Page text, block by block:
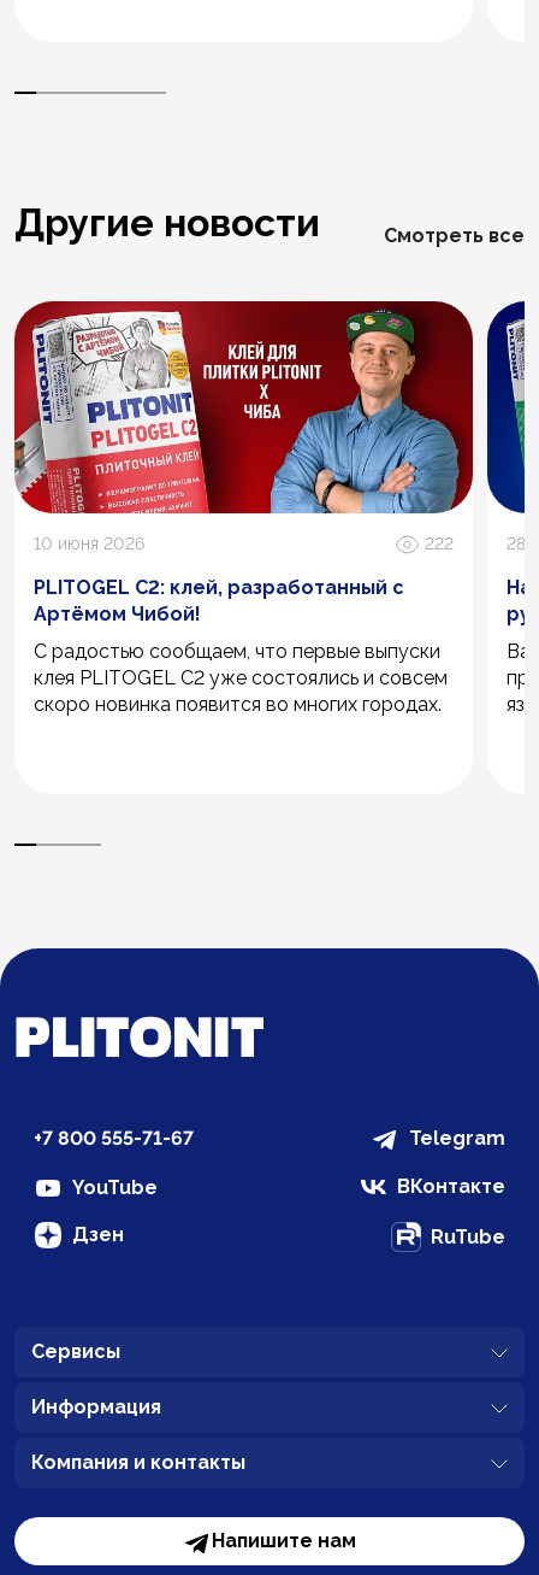
Другие новости Смотреть все
10 июня 2026 222
PLITOGEL C2: клей, разработанный с
Артёмом Чибой!
С радостью сообщаем, что первые выпуски
клея PLITOGEL C2 уже состоялись и совсем
скоро новинка появится во многих городах.
28
+7 800 555-71-67 Telegram
YouTube ВКонтакте
Дзен RuTube
Сервисы
Информация
Компания и контакты
Напишите нам